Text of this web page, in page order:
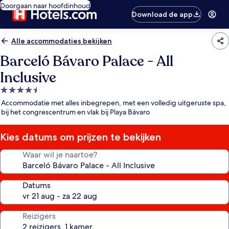
Doorgaan naar hoofdinhoud
Download de app
Alle accommodaties bekijken
Barceló Bávaro Palace - All
Inclusive
4.5-
sterrenaccommodatie
Accommodatie met alles inbegrepen, met een volledig uitgeruste spa,
bij het congrescentrum en vlak bij Playa Bávaro
Kies datums om prijzen te bekijken
Waar wil je naartoe?
Datums
Reizigers